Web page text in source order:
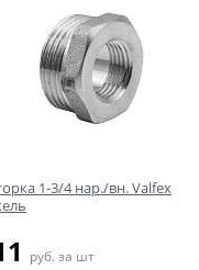
1-3/4 нар./вн. Valfex
руб. за шт